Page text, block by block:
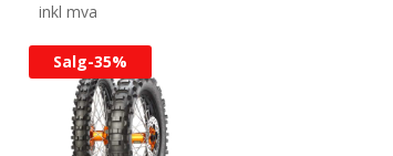
kr 1.436,00.
inkl mva
Salg-35%